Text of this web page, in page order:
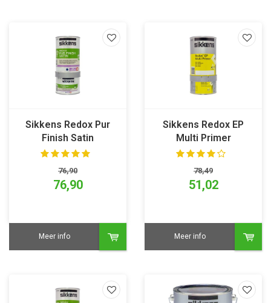
Sikkens Redox Pur
Finish Satin
76,90
76,90
Meer info
Sikkens Redox EP
Multi Primer
78,49
51,02
Meer info